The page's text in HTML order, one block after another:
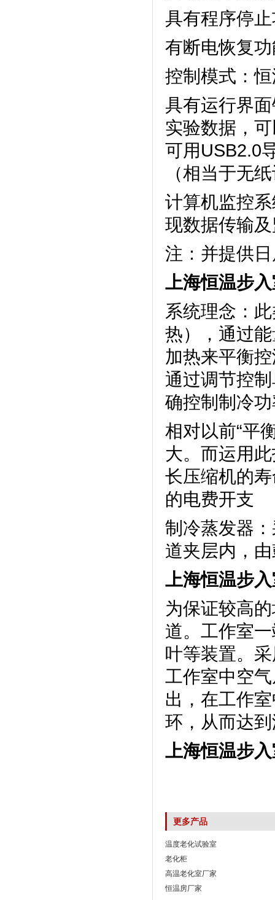
具有程序停止功
有断电恢复功能
控制模式：恒
具有运行界面
实验数据，
可用USB2.0
（相当于无
计算机监控系
现数据传输及
注：并提
上海恒温步
系统理念
热），通
加热来平衡控
通过调节控制
确控制制冷功
相对以前“平
大。而运
长压缩机的寿
的电费开支
制冷蒸发器
道夹层内，
上海恒温步
为保证较高的
道。工作室
叶等装置。
工作室中空气
出，在工
环，从而达
上海恒温步
更多产品
温度老化试验室
老化柜
高温老化室厂家
恒温房厂家